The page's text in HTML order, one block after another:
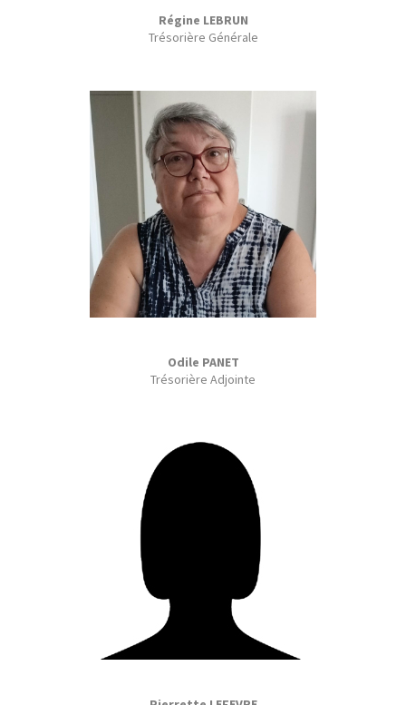
Régine LEBRUN
Trésorière Générale
Odile PANET
Trésorière Adjointe